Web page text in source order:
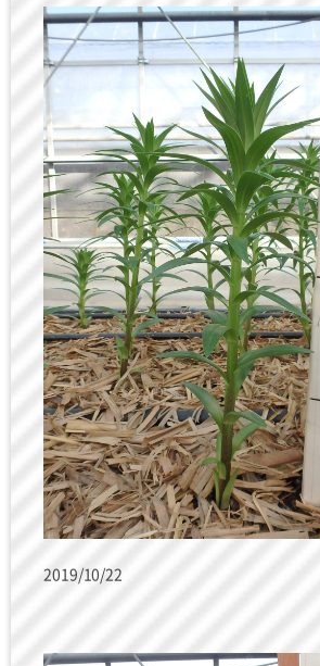
2019/10/22